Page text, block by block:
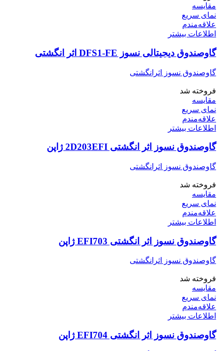
مقایسه
نمای سریع
علاقه‌مندم
اطلاعات بیشتر
گاوصندوق دیجیتالی نسوز DFS1-FE اثر انگشتی
گاوصندوق نسوز اثرانگشتی
فروخته شد
مقایسه
نمای سریع
علاقه‌مندم
اطلاعات بیشتر
گاوصندوق نسوز اثر انگشتی 2D203EFI ژاپن
گاوصندوق نسوز اثرانگشتی
فروخته شد
مقایسه
نمای سریع
علاقه‌مندم
اطلاعات بیشتر
گاوصندوق نسوز اثر انگشتی EFI703 ژاپن
گاوصندوق نسوز اثرانگشتی
فروخته شد
مقایسه
نمای سریع
علاقه‌مندم
اطلاعات بیشتر
گاوصندوق نسوز اثر انگشتی EFI704 ژاپن